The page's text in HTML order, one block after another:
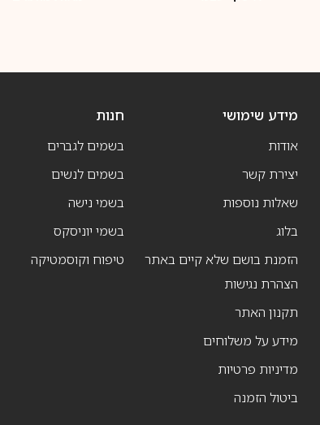
מידע שימושי
אודות
יצירת קשר
שאלות נוספות
בלוג
הזמנת בושם שלא קיים באתר
הצהרת נגישות
תקנון האתר
מידע על משלוחים
מדיניות פרטיות
ביטול הזמנה
חנות
בשמים לגברים
בשמים לנשים
בשמי נישה
בשמי יוניסקס
טיפוח וקוסמטיקה